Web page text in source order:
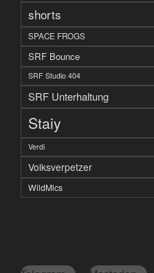
shorts
SPACE FROGS
SRF Bounce
SRF Studio 404
SRF Unterhaltung
Staiy
Verdi
Volksverpetzer
WildMics